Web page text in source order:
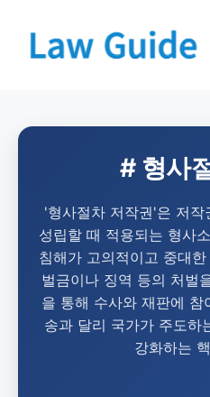
# 형사
'형사절차 저작권'은 저
성립할 때 적용되는 형사
침해가 고의적이고 중대
벌금이나 징역 등의 처벌
을 통해 수사와 재판에
송과 달리 국가가 주도하
강화하는